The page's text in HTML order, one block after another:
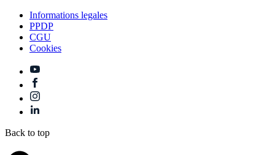
Informations legales
PPDP
CGU
Cookies
Back to top